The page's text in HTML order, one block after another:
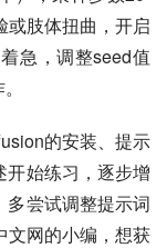
或肢体扭曲，开启
急，调整seed值
的安装、提示
始练习，逐步增
多尝试调整提示词
文网的小编，想获